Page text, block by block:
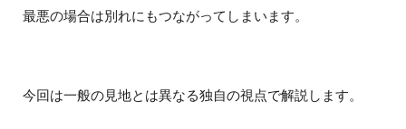
最悪の場合は別れにもつながってしまいます。
今回は一般の見地とは異なる独自の視点で解説します。